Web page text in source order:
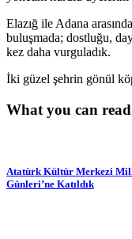
Elazığ ile Adana
buluşmada; dostluğu,
kez daha vurguladık.
İki güzel şehrin gönül
What you can
Atatürk Kültür Merkezi
Günleri’ne Katıldık